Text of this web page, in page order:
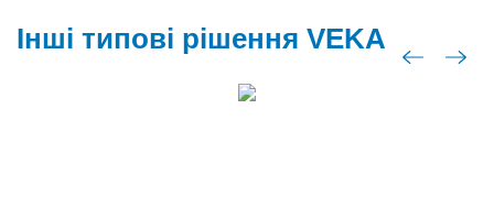
Інші типові рішення VEKA